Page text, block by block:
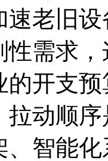
速老旧
性需求
的开支
拉动顺
、智能